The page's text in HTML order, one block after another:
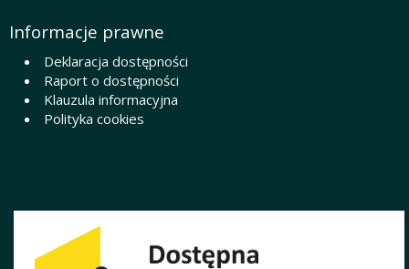
Informacje prawne
Deklaracja dostępności
Raport o dostępności
Klauzula informacyjna
Polityka cookies